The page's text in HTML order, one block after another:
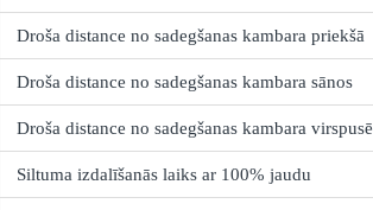
Droša distance no sadegšanas kambara priekšā
Droša distance no sadegšanas kambara sānos
Droša distance no sadegšanas kambara virspusē
Siltuma izdalīšanās laiks ar 100% jaudu